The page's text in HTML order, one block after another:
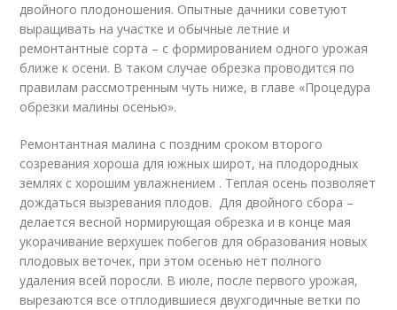
двойного плодоношения. Опытные дачники советуют
выращивать на участке и обычные летние и
ремонтантные сорта – с формированием одного урожая
ближе к осени. В таком случае обрезка проводится по
правилам рассмотренным чуть ниже, в главе «Процедура
обрезки малины осенью».
Ремонтантная малина с поздним сроком второго
созревания хороша для южных широт, на плодородных
землях с хорошим увлажнением . Теплая осень позволяет
дождаться вызревания плодов. Для двойного сбора –
делается весной нормирующая обрезка и в конце мая
укорачивание верхушек побегов для образования новых
плодовых веточек, при этом осенью нет полного
удаления всей поросли. В июле, после первого урожая,
вырезаются все отплодившиеся двухгодичные ветки по